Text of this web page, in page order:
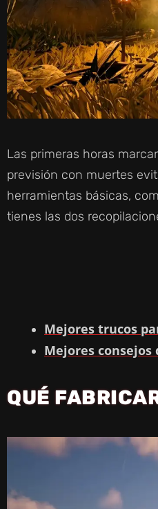
Las primeras horas
previsión con muertes
herramientas básicas,
tienes las dos
Mejores trucos
Mejores
QUÉ